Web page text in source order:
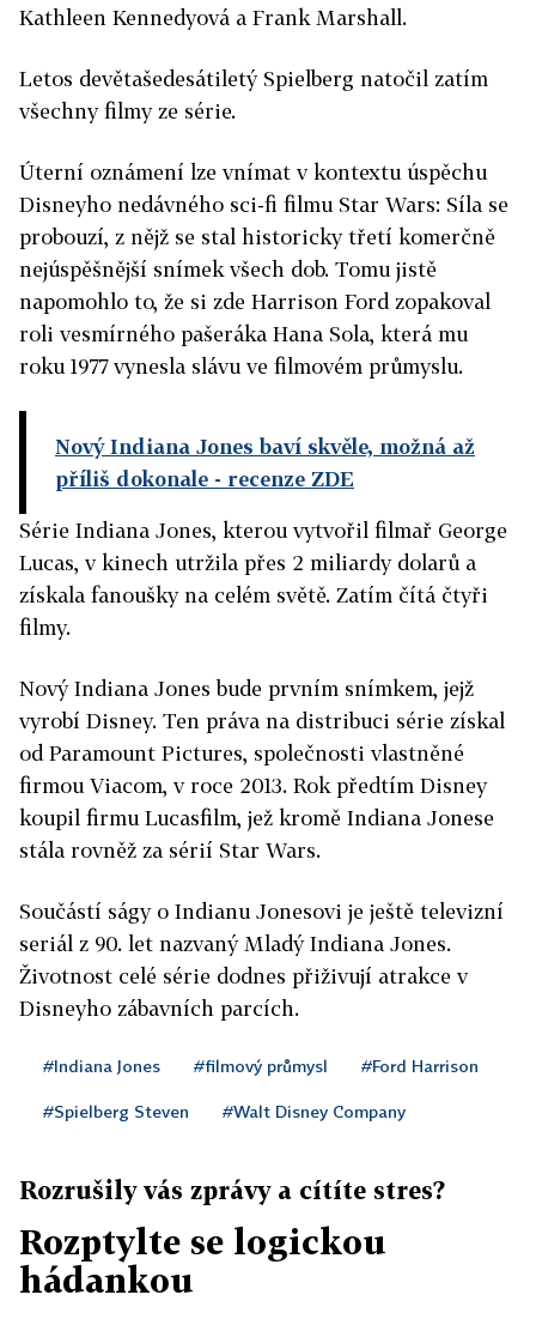
Kathleen Kennedyová a Frank Marshall.
Letos devětašedesátiletý Spielberg natočil zatím
všechny filmy ze série.
Úterní oznámení lze vnímat v kontextu úspěchu
Disneyho nedávného sci-fi filmu Star Wars: Síla se
probouzí, z nějž se stal historicky třetí komerčně
nejúspěšnější snímek všech dob. Tomu jistě
napomohlo to, že si zde Harrison Ford zopakoval
roli vesmírného pašeráka Hana Sola, která mu
roku 1977 vynesla slávu ve filmovém průmyslu.
Nový Indiana Jones baví skvěle, možná až
příliš dokonale - recenze ZDE
Série Indiana Jones, kterou vytvořil filmař George
Lucas, v kinech utržila přes 2 miliardy dolarů a
získala fanoušky na celém světě. Zatím čítá čtyři
filmy.
Nový Indiana Jones bude prvním snímkem, jejž
vyrobí Disney. Ten práva na distribuci série získal
od Paramount Pictures, společnosti vlastněné
firmou Viacom, v roce 2013. Rok předtím Disney
koupil firmu Lucasfilm, jež kromě Indiana Jonese
stála rovněž za sérií Star Wars.
Součástí ságy o Indianu Jonesovi je ještě televizní
seriál z 90. let nazvaný Mladý Indiana Jones.
Životnost celé série dodnes přiživují atrakce v
Disneyho zábavních parcích.
#Indiana Jones #filmový průmysl #Ford Harrison
#Spielberg Steven #Walt Disney Company
Rozrušily vás zprávy a cítíte stres?
Rozptylte se logickou
hádankou